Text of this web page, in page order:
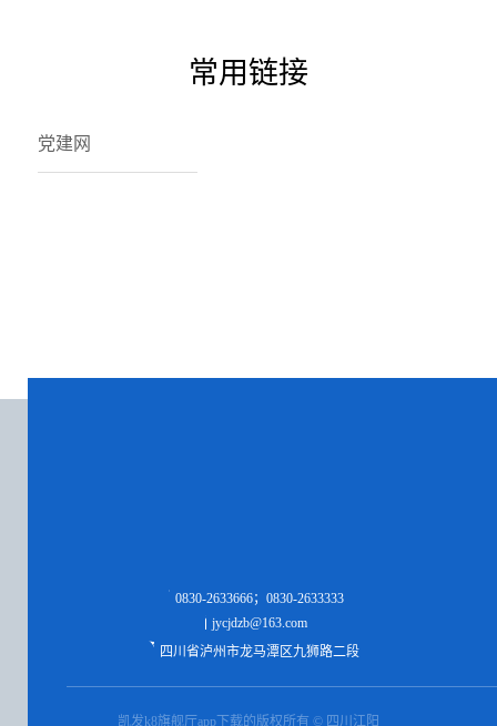
常用链接
党建网
0830-2633666；0830-2633333
jycjdzb@163.com
四川省泸州市龙马潭区九狮路二段
凯发k8旗舰厅app下载的版权所有 © 四川江阳